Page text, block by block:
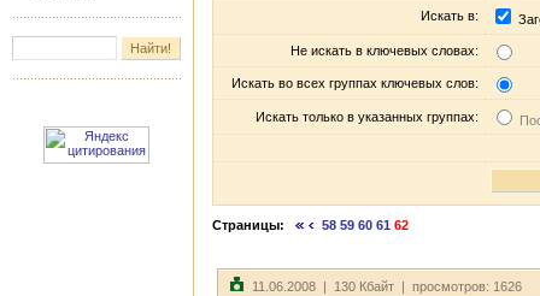
Искать в:
Не искать в ключевых словах:
Искать во всех группах ключевых слов:
Искать только в указанных группах:
Страницы: 58 59 60 61 62
11.06.2008 | 130 Кбайт | просмотров: 1626